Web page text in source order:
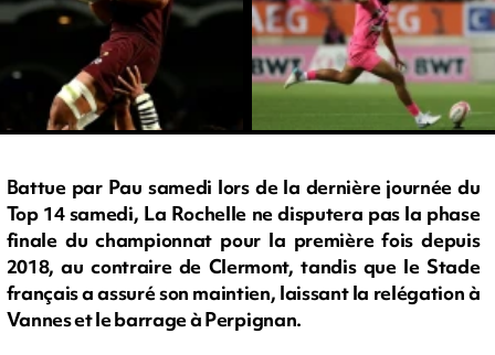
Battue par Pau samedi lors de la dernière journée du
Top 14 samedi, La Rochelle ne disputera pas la phase
finale du championnat pour la première fois depuis
2018, au contraire de Clermont, tandis que le Stade
français a assuré son maintien, laissant la relégation à
Vannes et le barrage à Perpignan.